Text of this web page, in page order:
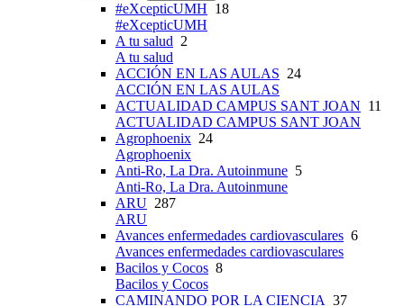
#eXcepticUMH 18
#eXcepticUMH
A tu salud 2
A tu salud
ACCIÓN EN LAS AULAS 24
ACCIÓN EN LAS AULAS
ACTUALIDAD CAMPUS SANT JOAN 11
ACTUALIDAD CAMPUS SANT JOAN
Agrophoenix 24
Agrophoenix
Anti-Ro, La Dra. Autoinmune 5
Anti-Ro, La Dra. Autoinmune
ARU 287
ARU
Avances enfermedades cardiovasculares 6
Avances enfermedades cardiovasculares
Bacilos y Cocos 8
Bacilos y Cocos
CAMINANDO POR LA CIENCIA 37